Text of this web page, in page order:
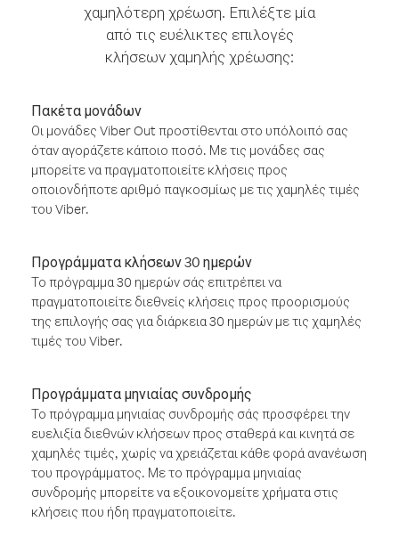
χαμηλότερη χρέωση. Επιλέξτε μία
από τις ευέλικτες επιλογές
κλήσεων χαμηλής χρέωσης:
Πακέτα μονάδων
Οι μονάδες Viber Out προστίθενται στο υπόλοιπό σας
όταν αγοράζετε κάποιο ποσό. Με τις μονάδες σας
μπορείτε να πραγματοποιείτε κλήσεις προς
οποιονδήποτε αριθμό παγκοσμίως με τις χαμηλές τιμές
του Viber.
Προγράμματα κλήσεων 30 ημερών
Το πρόγραμμα 30 ημερών σάς επιτρέπει να
πραγματοποιείτε διεθνείς κλήσεις προς προορισμούς
της επιλογής σας για διάρκεια 30 ημερών με τις χαμηλές
τιμές του Viber.
Προγράμματα μηνιαίας συνδρομής
Το πρόγραμμα μηνιαίας συνδρομής σάς προσφέρει την
ευελιξία διεθνών κλήσεων προς σταθερά και κινητά σε
χαμηλές τιμές, χωρίς να χρειάζεται κάθε φορά ανανέωση
του προγράμματος. Με το πρόγραμμα μηνιαίας
συνδρομής μπορείτε να εξοικονομείτε χρήματα στις
κλήσεις που ήδη πραγματοποιείτε.